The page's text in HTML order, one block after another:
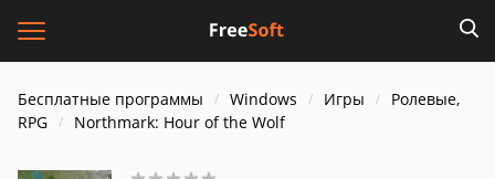
Бесплатные программы Windows Игры
Ролевые,
RPG
Northmark: Hour of the Wolf